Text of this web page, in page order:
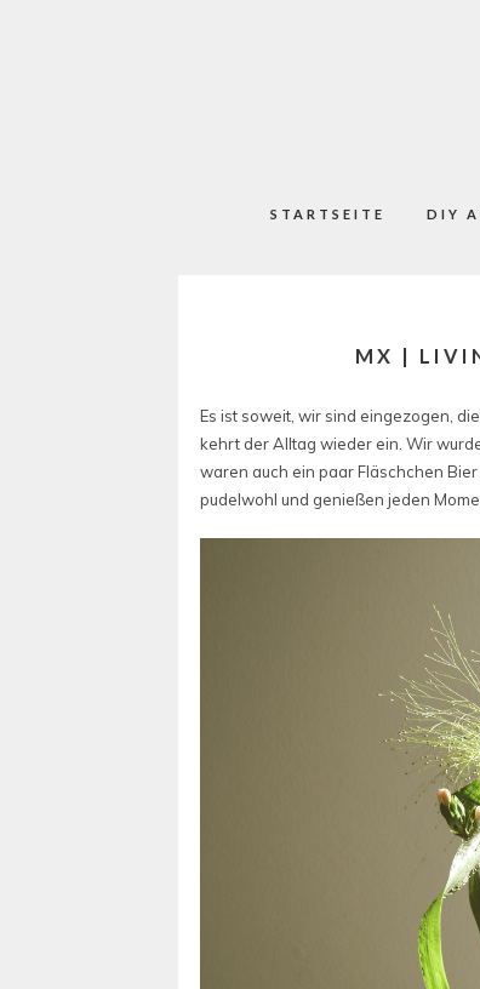
STARTSEITE DIY
MX |
Es ist soweit, wir sind eingezogen,
kehrt der Alltag wieder ein. Wir
waren auch ein paar Fläschchen
pudelwohl und genießen jeden